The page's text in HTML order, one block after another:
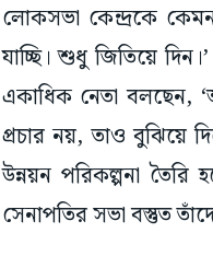
লোকসভা কেন্দ্রকে
যাচ্ছি। শুধু জিতিয়ে
একাধিক নেতা বলছেন,
প্রচার নয়, তাও বুঝিয়ে
উন্নয়ন পরিকল্পনা
সেনাপতির সভা বস্তুত